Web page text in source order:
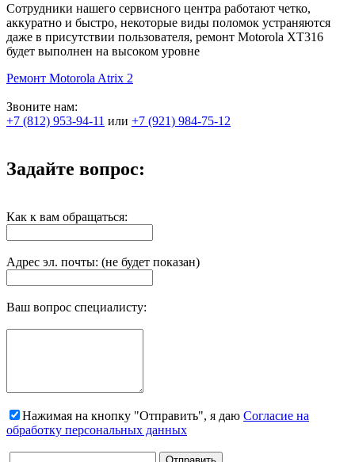
Сотрудники нашего сервисного центра работают четко,
аккуратно и быстро, некоторые виды поломок устраняются
даже в присутствии пользователя, ремонт Motorola XT316
будет выполнен на высоком уровне
Ремонт Motorola Atrix 2
Звоните нам:
+7 (812) 953-94-11 или +7 (921) 984-75-12
Задайте вопрос:
Как к вам обращаться:
Адрес эл. почты: (не будет показан)
Ваш вопрос специалисту:
Нажимая на кнопку "Отправить", я даю Согласие на
обработку персональных данных